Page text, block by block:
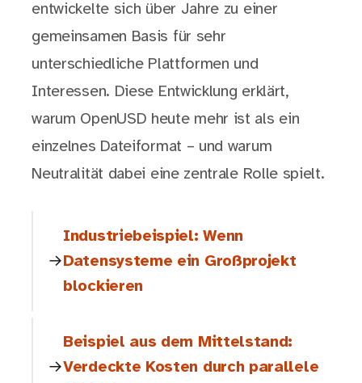
entwickelte sich über Jahre zu einer
gemeinsamen Basis für sehr
unterschiedliche Plattformen und
Interessen. Diese Entwicklung erklärt,
warum OpenUSD heute mehr ist als ein
einzelnes Dateiformat – und warum
Neutralität dabei eine zentrale Rolle spielt.
Industriebeispiel: Wenn
Datensysteme ein Großprojekt
blockieren
Beispiel aus dem Mittelstand:
Verdeckte Kosten durch parallele